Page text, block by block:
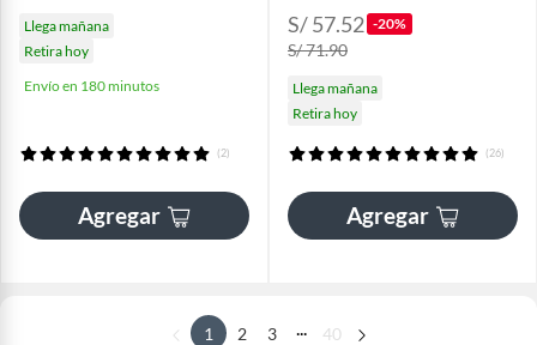
Llega mañana
Retira hoy
Envío en 180 minutos
(2)
Agregar
S/ 57.52 -20%
S/ 71.90
Llega mañana
Retira hoy
(26)
Agregar
1 2 3 40